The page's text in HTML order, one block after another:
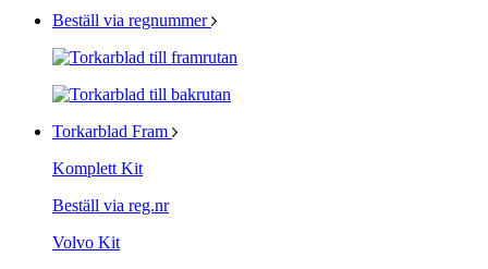
Beställ via regnummer
Torkarblad Fram
Komplett Kit
Beställ via reg.nr
Volvo Kit